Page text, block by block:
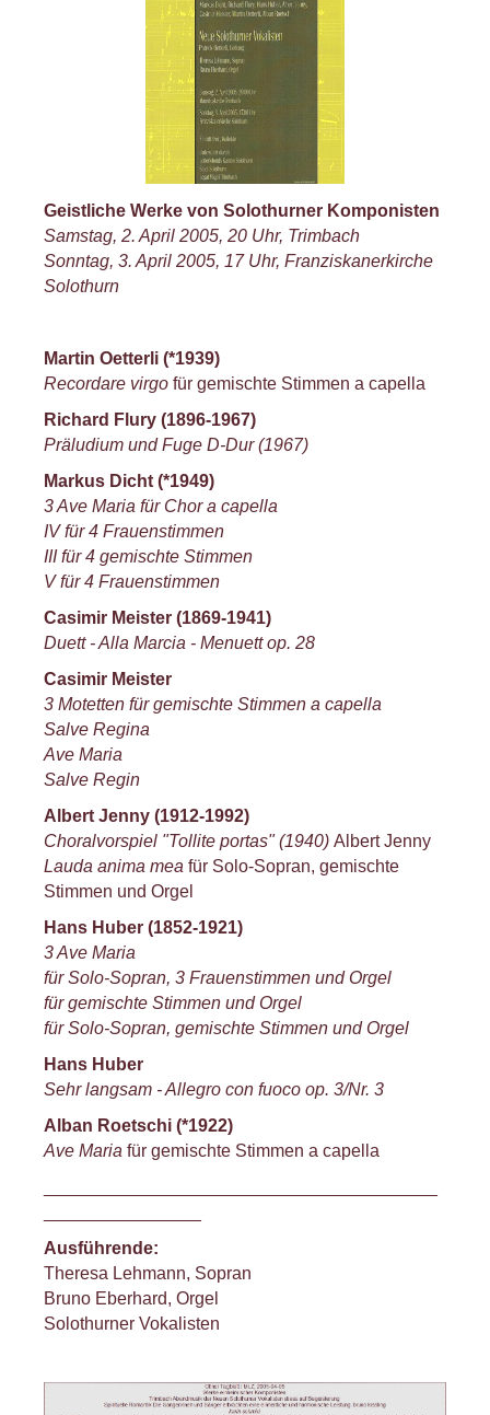
Geistliche Werke von Solothurner Komponisten
Samstag, 2. April 2005, 20 Uhr, Trimbach
Sonntag, 3. April 2005, 17 Uhr, Franziskanerkirche
Solothurn
Martin Oetterli (*1939)
Recordare virgo für gemischte Stimmen a capella
Richard Flury (1896-1967)
Präludium und Fuge D-Dur (1967)
Markus Dicht (*1949)
3 Ave Maria für Chor a capella
IV für 4 Frauenstimmen
III für 4 gemischte Stimmen
V für 4 Frauenstimmen
Casimir Meister (1869-1941)
Duett - Alla Marcia - Menuett op. 28
Casimir Meister
3 Motetten für gemischte Stimmen a capella
Salve Regina
Ave Maria
Salve Regin
Albert Jenny (1912-1992)
Choralvorspiel "Tollite portas" (1940) Albert Jenny
Lauda anima mea für Solo-Sopran, gemischte
Stimmen und Orgel
Hans Huber (1852-1921)
3 Ave Maria
für Solo-Sopran, 3 Frauenstimmen und Orgel
für gemischte Stimmen und Orgel
für Solo-Sopran, gemischte Stimmen und Orgel
Hans Huber
Sehr langsam - Allegro con fuoco op. 3/Nr. 3
Alban Roetschi (*1922)
Ave Maria für gemischte Stimmen a capella
Ausführende:
Theresa Lehmann, Sopran
Bruno Eberhard, Orgel
Solothurner Vokalisten